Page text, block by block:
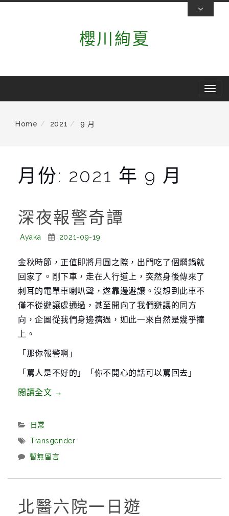
櫻川絢夏
T
Home 2021 9 月
月份: 2021 年 9 月
深夜報警奇譚
Posted
Ayaka
Posted
2021-09-19
金秋時節，正值即將月圓之際，出門吃了個燜鍋就
回家了。剛下車，走在人行道上，突然身後傳來了
刺耳的電單車喇叭聲，遂靠邊避讓。沒想到此車不
僅不從避讓處通過，甚至開向了我們避讓的同方
向，企圖從我們身邊擠過，如此一來自然是幾乎撞
上。
「那你報警啊」
「罵人是不好的」「你不開心的話可以罵回去」
閲讀全文“深
譚”
→
Categories:
日常
Tags:
Transgender
暫無留言
北醫六院一日遊